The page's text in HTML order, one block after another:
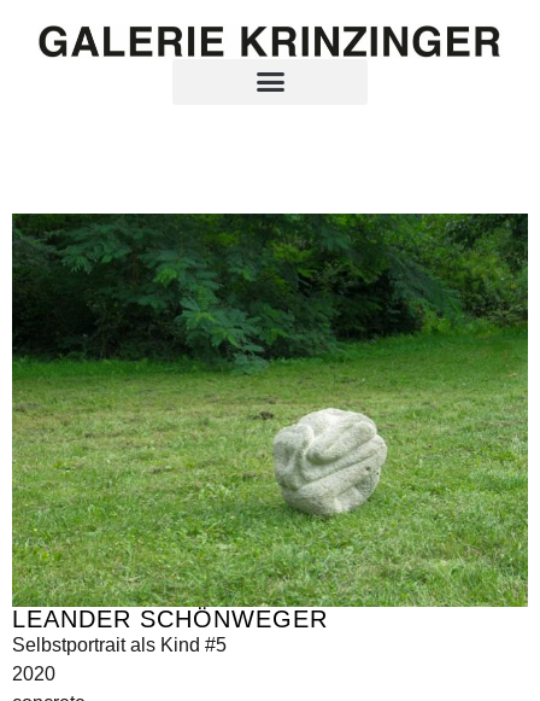
LEANDER SCHÖNWEGER
Selbstportrait als Kind #5
2020